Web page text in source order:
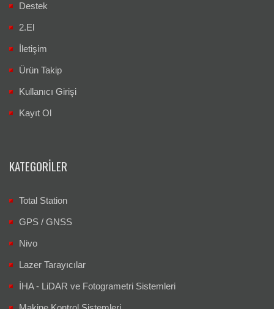
Destek
2.El
İletişim
Ürün Takip
Kullanıcı Girişi
Kayıt Ol
KATEGORILER
Total Station
GPS / GNSS
Nivo
Lazer Tarayıcılar
İHA - LiDAR ve Fotogrametri Sistemleri